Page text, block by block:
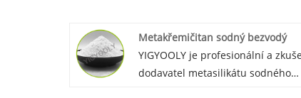
Metakřemičitan sodný bezvodý
YIGYOOLY je profesionální a
dodavatel metasilikátu sodného